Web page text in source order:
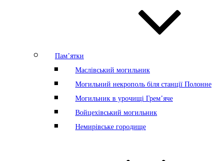
Пам’ятки
Маслівський могильник
Могильний некрополь біля станції Полонне
Могильник в урочищі Грем’яче
Войцехівський могильник
Немирівське городище